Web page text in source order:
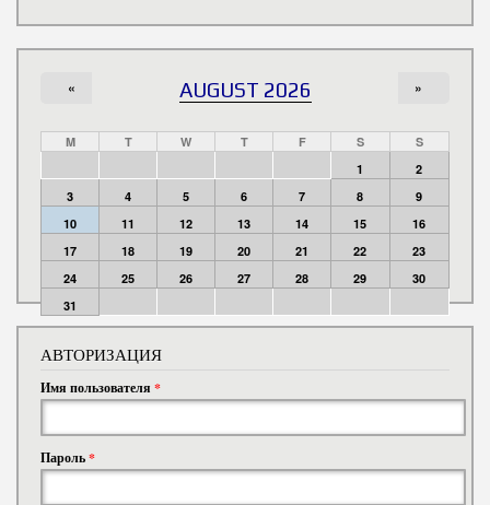
AUGUST 2026
« »
M T W T F S
S
1
2
3
4 5 6 7 8
9
10
11 12 13 14 15
16
17
18 19 20 21 22
23
24
25 26 27 28 29
30
31
АВТОРИЗАЦИЯ
Имя пользователя *
Пароль*